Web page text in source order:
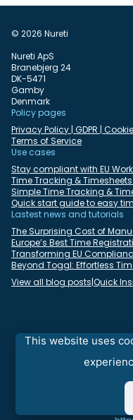
This website uses
© 2026 Nureti
Nureti ApS
Branebjerg 24
DK-5471
Gamby
Denmark
Policy pages
Privacy Policy | GDPR |
Terms of Service
Use cases
Stay compliant with EU
Time Tracking &
Simple Time Tracking &
Quick start guide to easy
Lastest news and tutorials
The Surprising Cost of
Europe’s Best Time
Transforming EU
Beyond Toggl: Effortless
View all blog posts|Quick
Select language:English
Looking for fast and
and SCP Access - visit